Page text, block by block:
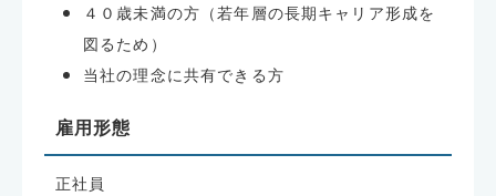
４０歳未満の方（若年層の長期キャリア形成を
図るため）
当社の理念に共有できる方
雇用形態
正社員